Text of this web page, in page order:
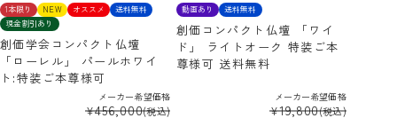
1本限り NEW オススメ
送料無料
現金割引あり
創価学会コンパクト仏壇
「ローレル」 パールホワイ
ト:特装ご本尊様可
メーカー希望価格
¥456,000(税込)
動画あり 送料無料
創価コンパクト仏壇 「ワイ
ド」 ライトオーク 特装ご本
尊様可 送料無料
メーカー希望価格
¥19,800(税込)